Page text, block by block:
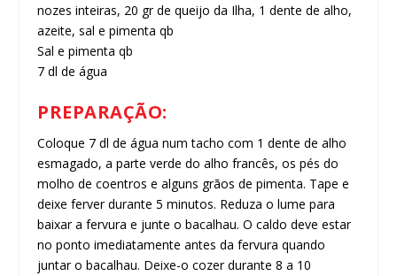
nozes inteiras, 20 gr de queijo da Ilha, 1 dente de alho,
azeite, sal e pimenta qb
Sal e pimenta qb
7 dl de água
PREPARAÇÃO:
Coloque 7 dl de água num tacho com 1 dente de alho
esmagado, a parte verde do alho francês, os pés do
molho de coentros e alguns grãos de pimenta. Tape e
deixe ferver durante 5 minutos. Reduza o lume para
baixar a fervura e junte o bacalhau. O caldo deve estar
no ponto imediatamente antes da fervura quando
juntar o bacalhau. Deixe-o cozer durante 8 a 10